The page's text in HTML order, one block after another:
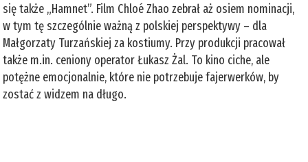
się także „Hamnet”. Film Chloé Zhao zebrał aż osiem nominacji,
w tym tę szczególnie ważną z polskiej perspektywy – dla
Małgorzaty Turzańskiej za kostiumy. Przy produkcji pracował
także m.in. ceniony operator Łukasz Żal. To kino ciche, ale
potężne emocjonalnie, które nie potrzebuje fajerwerków, by
zostać z widzem na długo.